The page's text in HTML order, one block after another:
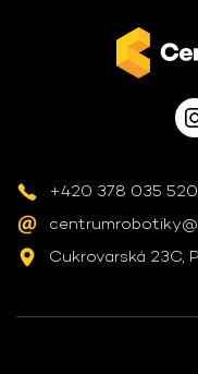
+420 378 035 520
Cukrovarská 23C,